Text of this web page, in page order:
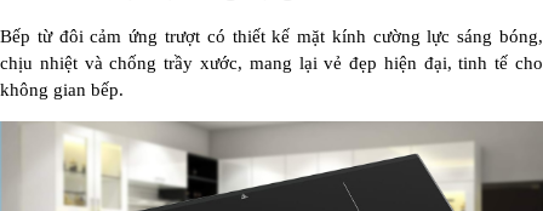
Bếp từ đôi cảm ứng trượt có thiết kế mặt kính cường lực sáng bóng,
chịu nhiệt và chống trầy xước, mang lại vẻ đẹp hiện đại, tinh tế cho
không gian bếp.